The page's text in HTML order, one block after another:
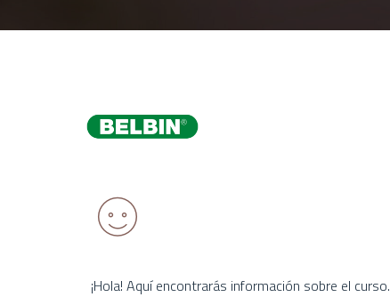
¡Hola! Aquí encontrarás información sobre el curso.